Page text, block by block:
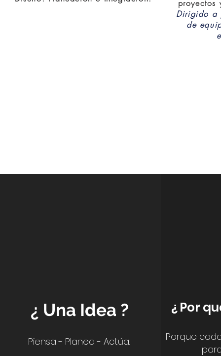
proyectos
Dirigido a
de
¿ Una Idea ?
Piensa - Planea - Actúa.
¿ Por
Porque
para